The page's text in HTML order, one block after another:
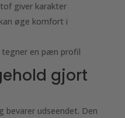
giver karakter
øge komfort i
tegner en pæn profil
gjort
udseendet. Den